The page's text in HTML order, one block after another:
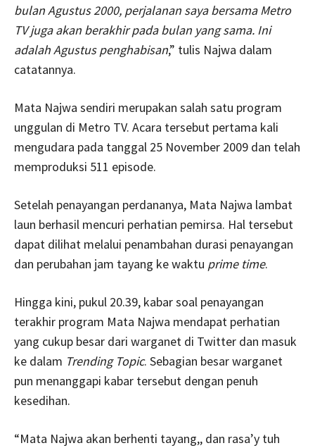
bulan Agustus 2000, perjalanan saya bersama Metro
TV juga akan berakhir pada bulan yang sama. Ini
adalah Agustus penghabisan,” tulis Najwa dalam
catatannya.
Mata Najwa sendiri merupakan salah satu program
unggulan di Metro TV. Acara tersebut pertama kali
mengudara pada tanggal 25 November 2009 dan telah
memproduksi 511 episode.
Setelah penayangan perdananya, Mata Najwa lambat
laun berhasil mencuri perhatian pemirsa. Hal tersebut
dapat dilihat melalui penambahan durasi penayangan
dan perubahan jam tayang ke waktu prime time.
Hingga kini, pukul 20.39, kabar soal penayangan
terakhir program Mata Najwa mendapat perhatian
yang cukup besar dari warganet di Twitter dan masuk
ke dalam Trending Topic. Sebagian besar warganet
pun menanggapi kabar tersebut dengan penuh
kesedihan.
“Mata Najwa akan berhenti tayang,, dan rasa’y tuh